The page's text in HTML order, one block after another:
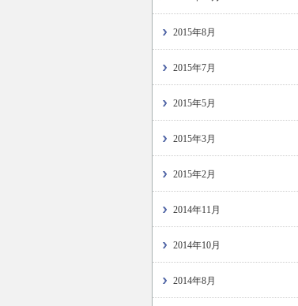
2015年8月
2015年7月
2015年5月
2015年3月
2015年2月
2014年11月
2014年10月
2014年8月